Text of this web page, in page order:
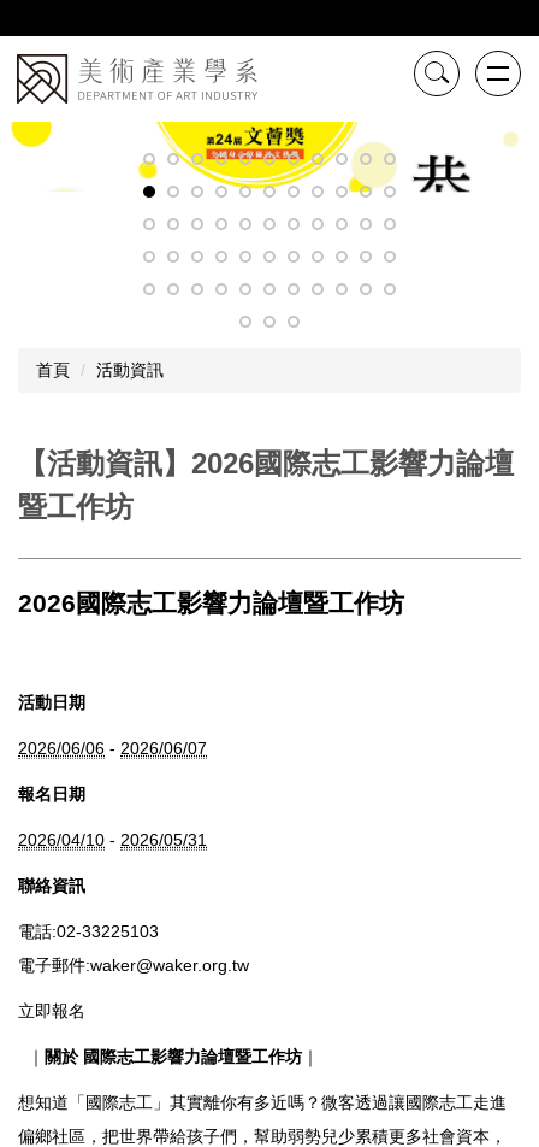
到
主
要
內
容
首頁 活動資訊
【活動資訊】2026國際志工影響力論壇
暨工作坊
2026國際志工影響力論壇暨工作坊
活動日期
2026/06/06 - 2026/06/07
報名日期
2026/04/10 - 2026/05/31
聯絡資訊
電話:02-33225103
電子郵件:waker@waker.org.tw
立即報名
｜ 關於 國際志工影響力論壇暨工作坊 ｜
想知道「國際志工」其實離你有多近嗎？微客透過讓國際志工走進
偏鄉社區，把世界帶給孩子們，幫助弱勢兒少累積更多社會資本，